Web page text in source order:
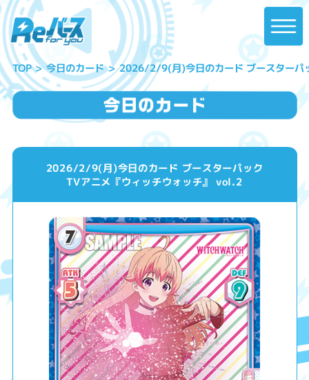
TOP 今日のカード 2026/2/9(月)今日のカード ブースターパ
2026/2/9(月)今日のカード ブースターパック
TVアニメ『ウィッチウォッチ』 vol.2